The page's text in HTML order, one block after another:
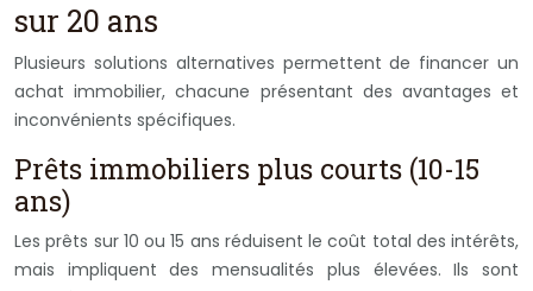
sur 20 ans
Plusieurs solutions alternatives permettent de financer un
achat immobilier, chacune présentant des avantages et
inconvénients spécifiques.
Prêts immobiliers plus courts (10-15
ans)
Les prêts sur 10 ou 15 ans réduisent le coût total des intérêts,
mais impliquent des mensualités plus élevées. Ils sont